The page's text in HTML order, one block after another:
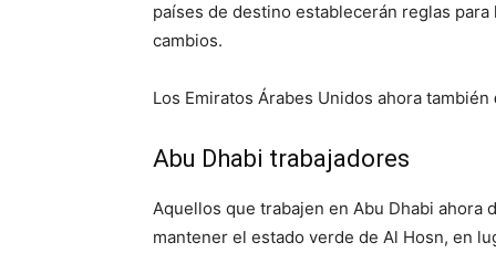
países de destino establecerán reglas
cambios.
Los Emiratos Árabes Unidos ahora también
Abu Dhabi trabajadores
Aquellos que trabajen en Abu Dhabi ahora
mantener el estado verde de Al Hosn, en